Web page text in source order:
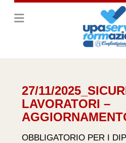
27/11/
LAVORATORI –
OBBLIGATORIO PER I